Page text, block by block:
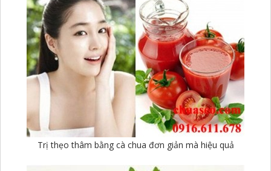
Trị thẹo thâm bằng cà chua đơn giản mà hiệu quả